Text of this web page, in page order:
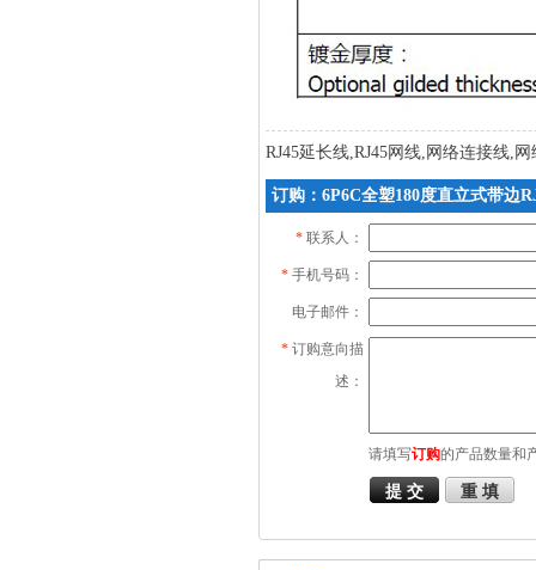
RJ45延长线,RJ45网线,网络连接线,
订购：6P6C全塑180度直立式带边
* 联系人：
* 手机号码：
电子邮件：
* 订购意向描
述：
请填写订购的产品数量和